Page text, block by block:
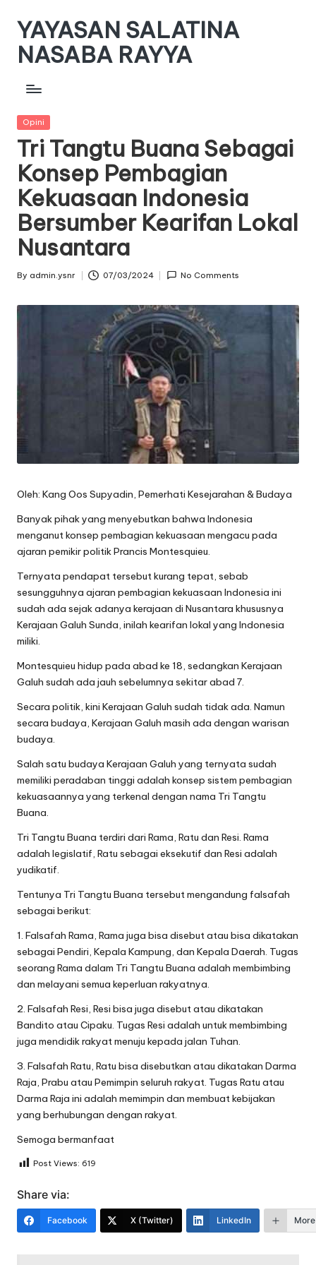
Skip
content
YAYASAN SALATINA
NASABA RAYYA
snr.or.id
Posted
Opini
Tri Tangtu Buana Sebagai
Konsep Pembagian
Kekuasaan Indonesia
Bersumber Kearifan Lokal
Nusantara
Posted
By admin.ysnr 07/03/2024 No Comments
Oleh: Kang Oos Supyadin, Pemerhati Kesejarahan & Budaya
Banyak pihak yang menyebutkan bahwa Indonesia
menganut konsep pembagian kekuasaan mengacu pada
ajaran pemikir politik Prancis Montesquieu.
Ternyata pendapat tersebut kurang tepat, sebab
sesungguhnya ajaran pembagian kekuasaan Indonesia ini
sudah ada sejak adanya kerajaan di Nusantara khususnya
Kerajaan Galuh Sunda, inilah kearifan lokal yang Indonesia
miliki.
Montesquieu hidup pada abad ke 18, sedangkan Kerajaan
Galuh sudah ada jauh sebelumnya sekitar abad 7.
Secara politik, kini Kerajaan Galuh sudah tidak ada. Namun
secara budaya, Kerajaan Galuh masih ada dengan warisan
budaya.
Salah satu budaya Kerajaan Galuh yang ternyata sudah
memiliki peradaban tinggi adalah konsep sistem pembagian
kekuasaannya yang terkenal dengan nama Tri Tangtu
Buana.
Tri Tangtu Buana terdiri dari Rama, Ratu dan Resi. Rama
adalah legislatif, Ratu sebagai eksekutif dan Resi adalah
yudikatif.
Tentunya Tri Tangtu Buana tersebut mengandung falsafah
sebagai berikut:
1. Falsafah Rama, Rama juga bisa disebut atau bisa dikatakan
sebagai Pendiri, Kepala Kampung, dan Kepala Daerah. Tugas
seorang Rama dalam Tri Tangtu Buana adalah membimbing
dan melayani semua keperluan rakyatnya.
2. Falsafah Resi, Resi bisa juga disebut atau dikatakan
Bandito atau Cipaku. Tugas Resi adalah untuk membimbing
juga mendidik rakyat menuju kepada jalan Tuhan.
3. Falsafah Ratu, Ratu bisa disebutkan atau dikatakan Darma
Raja, Prabu atau Pemimpin seluruh rakyat. Tugas Ratu atau
Darma Raja ini adalah memimpin dan membuat kebijakan
yang berhubungan dengan rakyat.
Semoga bermanfaat
Post Views: 619
Share via:
Facebook X (Twitter) LinkedIn More